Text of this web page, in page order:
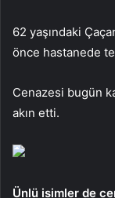
62 yaşındaki
önce hastanede
Cenazesi bugün
akın etti.
Ünlü isimler de